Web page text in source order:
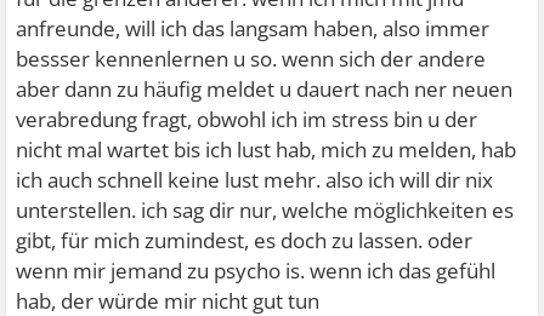
anfreunde, will ich das langsam haben, also immer
bessser kennenlernen u so. wenn sich der andere
aber dann zu häufig meldet u dauert nach ner neuen
verabredung fragt, obwohl ich im stress bin u der
nicht mal wartet bis ich lust hab, mich zu melden, hab
ich auch schnell keine lust mehr. also ich will dir nix
unterstellen. ich sag dir nur, welche möglichkeiten es
gibt, für mich zumindest, es doch zu lassen. oder
wenn mir jemand zu psycho is. wenn ich das gefühl
hab, der würde mir nicht gut tun